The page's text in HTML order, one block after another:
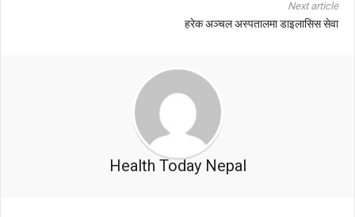
Next article
हरेक अञ्चल अस्पतालमा डाइलासिस सेवा
Health Today Nepal